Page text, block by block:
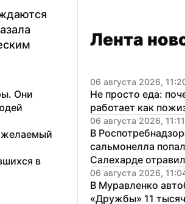
Они
желаемый
в
Лента
06 августа 2026,
Не просто еда:
работает как
06 августа 2026, 11:11
В
сальмонелла
Салехарде
06 августа 2026,
В Муравленко
«Дружбы» 11